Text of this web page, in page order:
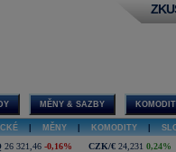
MĚNY & SAZBY
MĚNY KOMODITY
26 321,46 -0,16% CZK/€ 24,231 0,24%